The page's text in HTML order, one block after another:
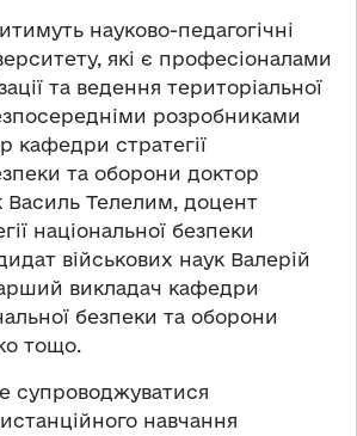
науково-педагогічні
які є професіоналами
та ведення територіальної
розробниками
кафедри стратегії
та оборони доктор
Василь Телелим, доцент
національної безпеки
військових наук Валерій
викладач кафедри
безпеки та оборони
тощо.
супроводжуватися
навчання